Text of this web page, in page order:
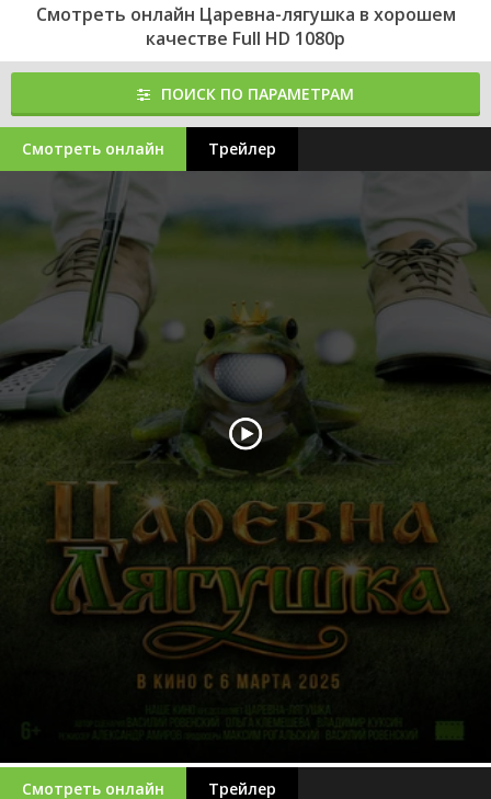
Смотреть онлайн Царевна-лягушка в хорошем
качестве Full HD 1080p
ПОИСК ПО ПАРАМЕТРАМ
Смотреть онлайн Трейлер
Смотреть онлайн Трейлер